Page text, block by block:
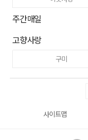
주간매일
고향사랑
구미
사이트맵